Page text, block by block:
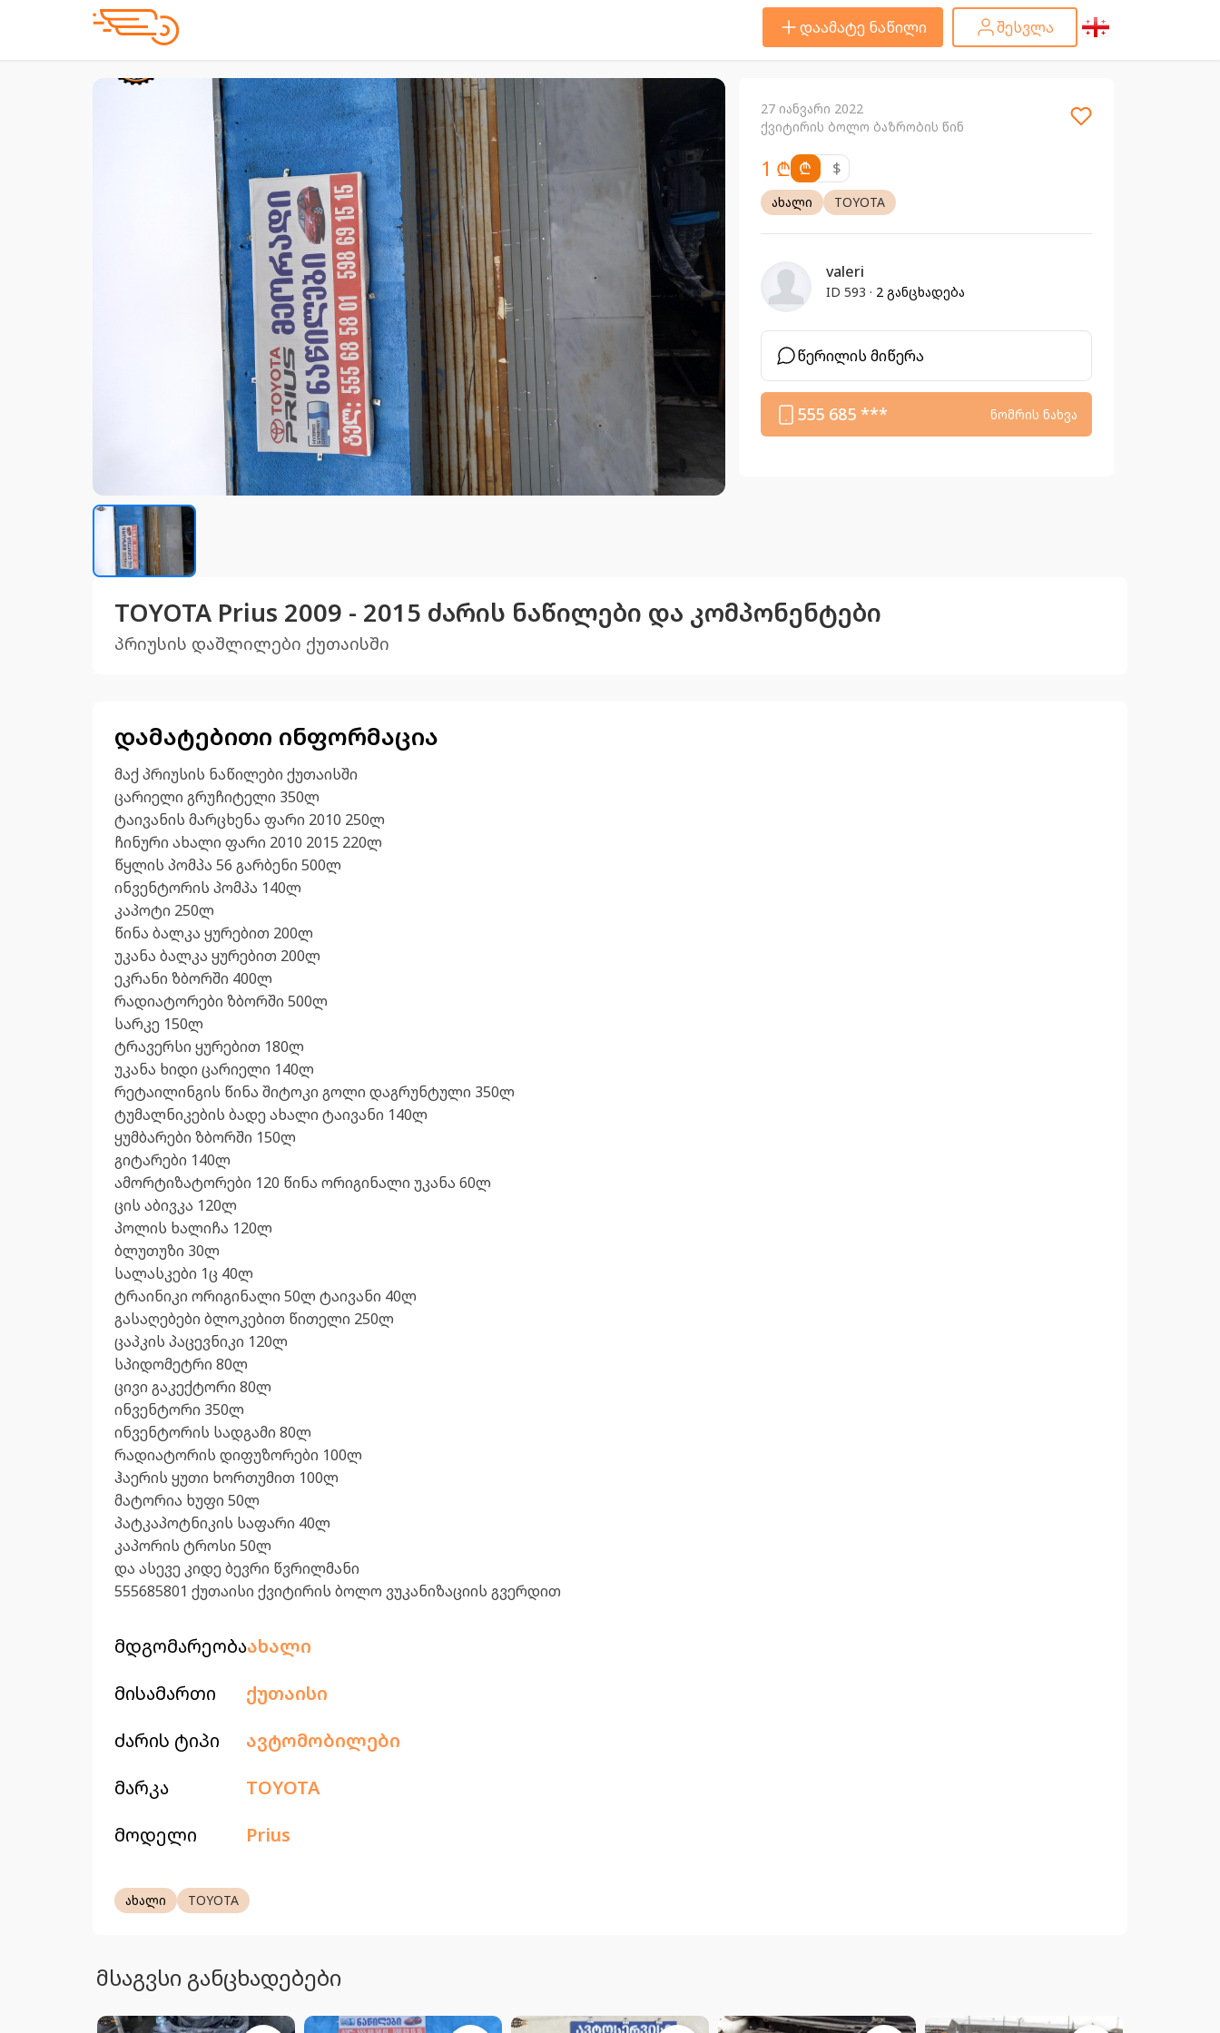
დაამატე ნაწილი შესვლა
27 იანვარი 2022
ქვიტირის ბოლო ბაზრობის წინ
1 ₾ ₾ $
ახალი TOYOTA
valeri
ID 593 · 2 განცხადება
წერილის მიწერა
555 685 *** ნომრის ნახვა
TOYOTA Prius 2009 - 2015 ძარის ნაწილები და კომპონენტები
პრიუსის დაშლილები ქუთაისში
დამატებითი ინფორმაცია
მაქ პრიუსის ნაწილები ქუთაისში
ცარიელი გრუჩიტელი 350ლ
ტაივანის მარცხენა ფარი 2010 250ლ
ჩინური ახალი ფარი 2010 2015 220ლ
წყლის პომპა 56 გარბენი 500ლ
ინვენტორის პომპა 140ლ
კაპოტი 250ლ
წინა ბალკა ყურებით 200ლ
უკანა ბალკა ყურებით 200ლ
ეკრანი ზბორში 400ლ
რადიატორები ზბორში 500ლ
სარკე 150ლ
ტრავერსი ყურებით 180ლ
უკანა ხიდი ცარიელი 140ლ
რეტაილინგის წინა შიტოკი გოლი დაგრუნტული 350ლ
ტუმალნიკების ბადე ახალი ტაივანი 140ლ
ყუმბარები ზბორში 150ლ
გიტარები 140ლ
ამორტიზატორები 120 წინა ორიგინალი უკანა 60ლ
ცის აბივკა 120ლ
პოლის ხალიჩა 120ლ
ბლუთუზი 30ლ
სალასკები 1ც 40ლ
ტრაინიკი ორიგინალი 50ლ ტაივანი 40ლ
გასაღებები ბლოკებით წითელი 250ლ
ცაპკის პაცევნიკი 120ლ
სპიდომეტრი 80ლ
ცივი გაკექტორი 80ლ
ინვენტორი 350ლ
ინვენტორის სადგამი 80ლ
რადიატორის დიფუზორები 100ლ
ჰაერის ყუთი ხორთუმით 100ლ
მატორია ხუფი 50ლ
პატკაპოტნიკის საფარი 40ლ
კაპორის ტროსი 50ლ
და ასევე კიდე ბევრი წვრილმანი
555685801 ქუთაისი ქვიტირის ბოლო ვუკანიზაციის გვერდით
მდგომარეობაახალი
მისამართი
ქუთაისი
ძარის ტიპი
ავტომობილები
მარკა
TOYOTA
მოდელი
Prius
ახალი TOYOTA
მსაგვსი განცხადებები